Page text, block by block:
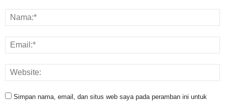
Simpan nama, email, dan situs web saya pada peramban ini untuk